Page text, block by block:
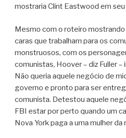
mostraria Clint Eastwood em
Mesmo com o roteiro
caras que trabalham para os
monstruosos, com os
comunistas, Hoover – diz Fuller –
Não queria aquele negócio de
governo e pronto para ser
comunista. Detestou aquele
FBI estar por perto quando um
Nova York paga a uma mulher da